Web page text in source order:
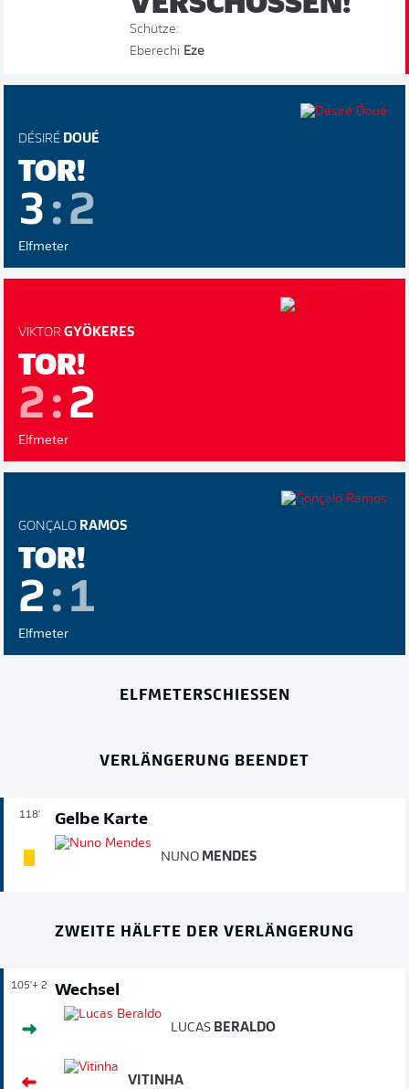
Schütze:
Eberechi Eze
DÉSIRÉ DOUÉ
TOR!
3 : 2
Elfmeter
VIKTOR GYÖKERES
TOR!
2: 2
Elfmeter
GONÇALO RAMOS
TOR!
2: 1
Elfmeter
ELFMETERSCHIESSEN
VERLÄNGERUNG BEENDET
118' Gelbe Karte
NUNO MENDES
ZWEITE HÄLFTE DER VERLÄNGERUNG
105'+ 2 Wechsel
LUCAS BERALDO
VITINHA